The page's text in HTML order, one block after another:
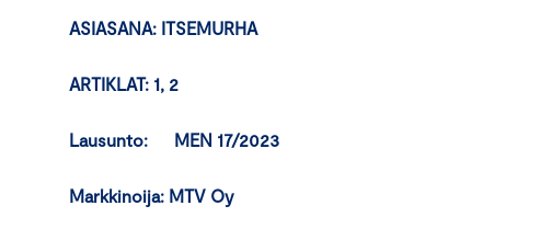
ASIASANA: ITSEMURHA
ARTIKLAT: 1, 2
Lausunto: MEN 17/2023
Markkinoija: MTV Oy